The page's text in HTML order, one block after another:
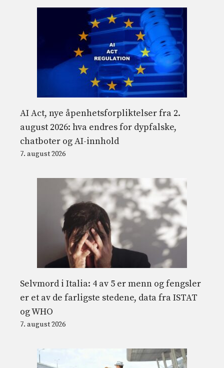
AI Act, nye åpenhetsforpliktelser fra 2.
august 2026: hva endres for dypfalske,
chatboter og AI-innhold
7. august 2026
Selvmord i Italia: 4 av 5 er menn og fengsler
er et av de farligste stedene, data fra ISTAT
og WHO
7. august 2026